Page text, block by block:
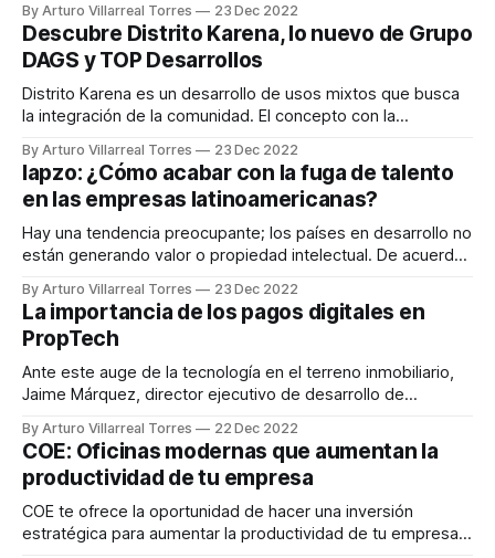
experiencia en 11 años de servicio como Wedding Planners,
estos son algunos de los puntos que debes tomar en
By Arturo Villarreal Torres 23 Dec 2022
Descubre Distrito Karena, lo nuevo de Grupo
DAGS y TOP Desarrollos
Distrito Karena es un desarrollo de usos mixtos que busca
la integración de la comunidad. El concepto con la
serán la visión a llevar a cabo trayendo un concepto
visionario, con la versatilidad y oportunidad para quienes
buscar un estilo de vida
By Arturo Villarreal Torres 23 Dec 2022
lapzo: ¿Cómo acabar con la fuga de talento
en las empresas latinoamericanas?
Hay una tendencia preocupante; los países en desarrollo no
están generando valor o propiedad intelectual. De acuerdo
mundo cuentan lo mucho que les está costando encontrar
trabajadores con la combinación adecuada de habilidades
By Arturo Villarreal Torres 23 Dec 2022
La importancia de los pagos digitales en
PropTech
Ante este auge de la tecnología en el terreno inmobiliario,
Jaime Márquez, director ejecutivo de desarrollo de
los pagos dentro de esta industria, el crecimiento
transaccional de las PropTech que STP vio fue de un 39%
del 2021 al 2022
By Arturo Villarreal Torres 22 Dec 2022
COE: Oficinas modernas que aumentan la
productividad de tu empresa
COE te ofrece la oportunidad de hacer una inversión
estratégica para aumentar la productividad de tu empresa a